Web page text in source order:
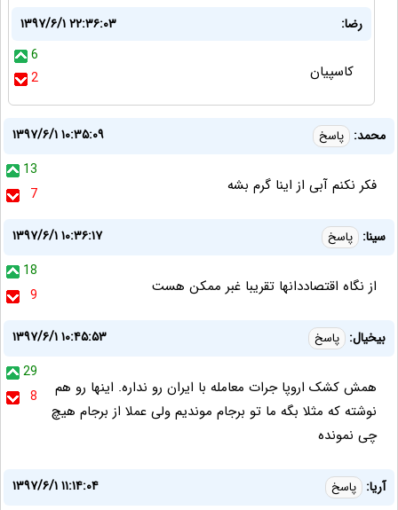
رضا:
۱۳۹۷/۶/۱ ۲۲:۳۶:۰۳
6
2
کاسپیان
محمد: پاسخ
۱۳۹۷/۶/۱ ۱۰:۳۵:۰۹
13
7
فکر نکنم آبی از اینا گرم بشه
سینا: پاسخ
۱۳۹۷/۶/۱ ۱۰:۳۶:۱۷
18
9
از نگاه اقتصاددانها تقریبا غبر ممکن هست
بیخیال: پاسخ
۱۳۹۷/۶/۱ ۱۰:۴۵:۵۳
29
8
همش کشک اروپا جرات معامله با ایران رو نداره. اینها رو هم
نوشته که مثلا بگه ما تو برجام موندیم ولی عملا از برجام هیچ
چی نمونده
آريا: پاسخ
۱۳۹۷/۶/۱ ۱۱:۱۴:۰۴